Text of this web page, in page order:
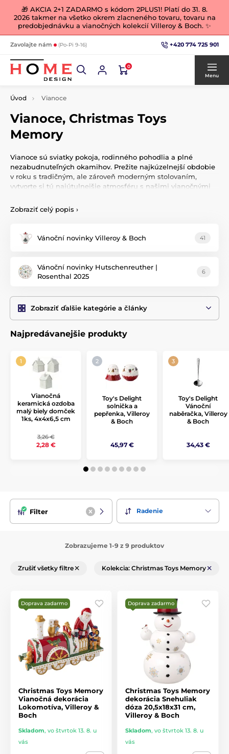
🎁 AKCIA 2+1 ZADARMO s kódom 2PLUS1! Platí do 31. 8.
2026 takmer na všetko okrem zlacneného tovaru, tovaru na
predobjednávku a vianočných kolekcií Villeroy & Boch. ✨
Zavolajte nám (Po-Pi 9-16) +420 774 725 901
0
Menu
Úvod Vianoce
Vianoce, Christmas Toys
Memory
Vianoce sú sviatky pokoja, rodinného pohodlia a plné
nezabudnuteľných okamihov. Prežite najkúzelnejší obdobie
v roku s tradičným, ale zároveň moderným stolovaním,
vytvorte si tú najútulnejšie atmosféru s našimi vianočnými
ktoré pre Vás každý rok poctivo vyberáme.
Zobraziť celý popis ›
Vánoční novinky Villeroy & Boch 41
Vánoční novinky Hutschenreuther |
Rosenthal 2025
6
Zobraziť ďalšie kategórie a články
Najpredávanejšie produkty
Vianočná
keramická ozdoba
malý biely domček
1ks, 4x4x6,5 cm
3,26 €
2,28 €
Toy's Delight
solnička a
pepřenka, Villeroy
& Boch
45,97 €
Toy's Delight
Vánoční
naběračka, Villeroy
& Boch
34,43 €
Filter Radenie
Zobrazujeme 1-9 z 9 produktov
Zrušiť všetky filtre Kolekcia: Christmas Toys Memory
Doprava zadarmo
Christmas Toys Memory
Vianočná dekorácia
Lokomotíva, Villeroy &
Boch
Skladom, vo štvrtok 13. 8. u
vás
Doprava zadarmo
Christmas Toys Memory
dekorácia Snehuliak
dóza 20,5x18x31 cm,
Villeroy & Boch
Skladom, vo štvrtok 13. 8. u
vás